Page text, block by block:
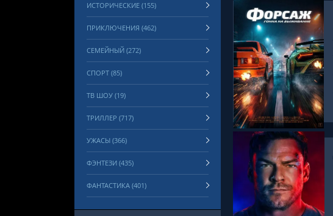
СМОТРЕТЬ ОНЛАЙН
СМОТРЕТЬ ОНЛАЙН
ИСТОРИЧЕСКИЕ (155)
ПРИКЛЮЧЕНИЯ (462)
СЕМЕЙНЫЙ (272)
СПОРТ (85)
ТВ ШОУ (19)
ТРИЛЛЕР (717)
УЖАСЫ (366)
ФЭНТЕЗИ (435)
ФАНТАСТИКА (401)